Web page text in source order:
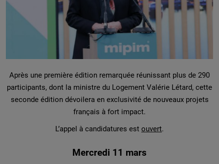
Après une première édition remarquée réunissant plus de 290
participants, dont la ministre du Logement Valérie Létard, cette
seconde édition dévoilera en exclusivité de nouveaux projets
français à fort impact.
L’appel à candidatures est ouvert.
Mercredi 11 mars